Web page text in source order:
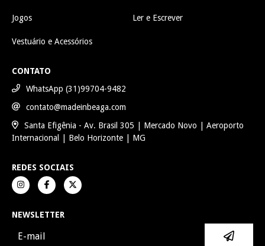
Jogos Ler e Escrever
Vestuário e Acessórios
CONTATO
WhatsApp (31)99704-9482
contato@madeinbeaga.com
Santa Efigênia - Av. Brasil 305 | Mercado Novo | Aeroporto
Internacional | Belo Horizonte | MG
REDES SOCIAIS
NEWSLETTER